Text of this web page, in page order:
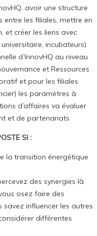
avoir une structure
entre les filiales, mettre en
et créer les liens avec
incubateurs)
d’InnovHQ au niveau
et Ressources
et pour les filiales
les paramètres à
d’affaires va évaluer
et de partenariats
SI :
la transition énergétique
des synergies là
osez faire des
influencer les autres
différentes